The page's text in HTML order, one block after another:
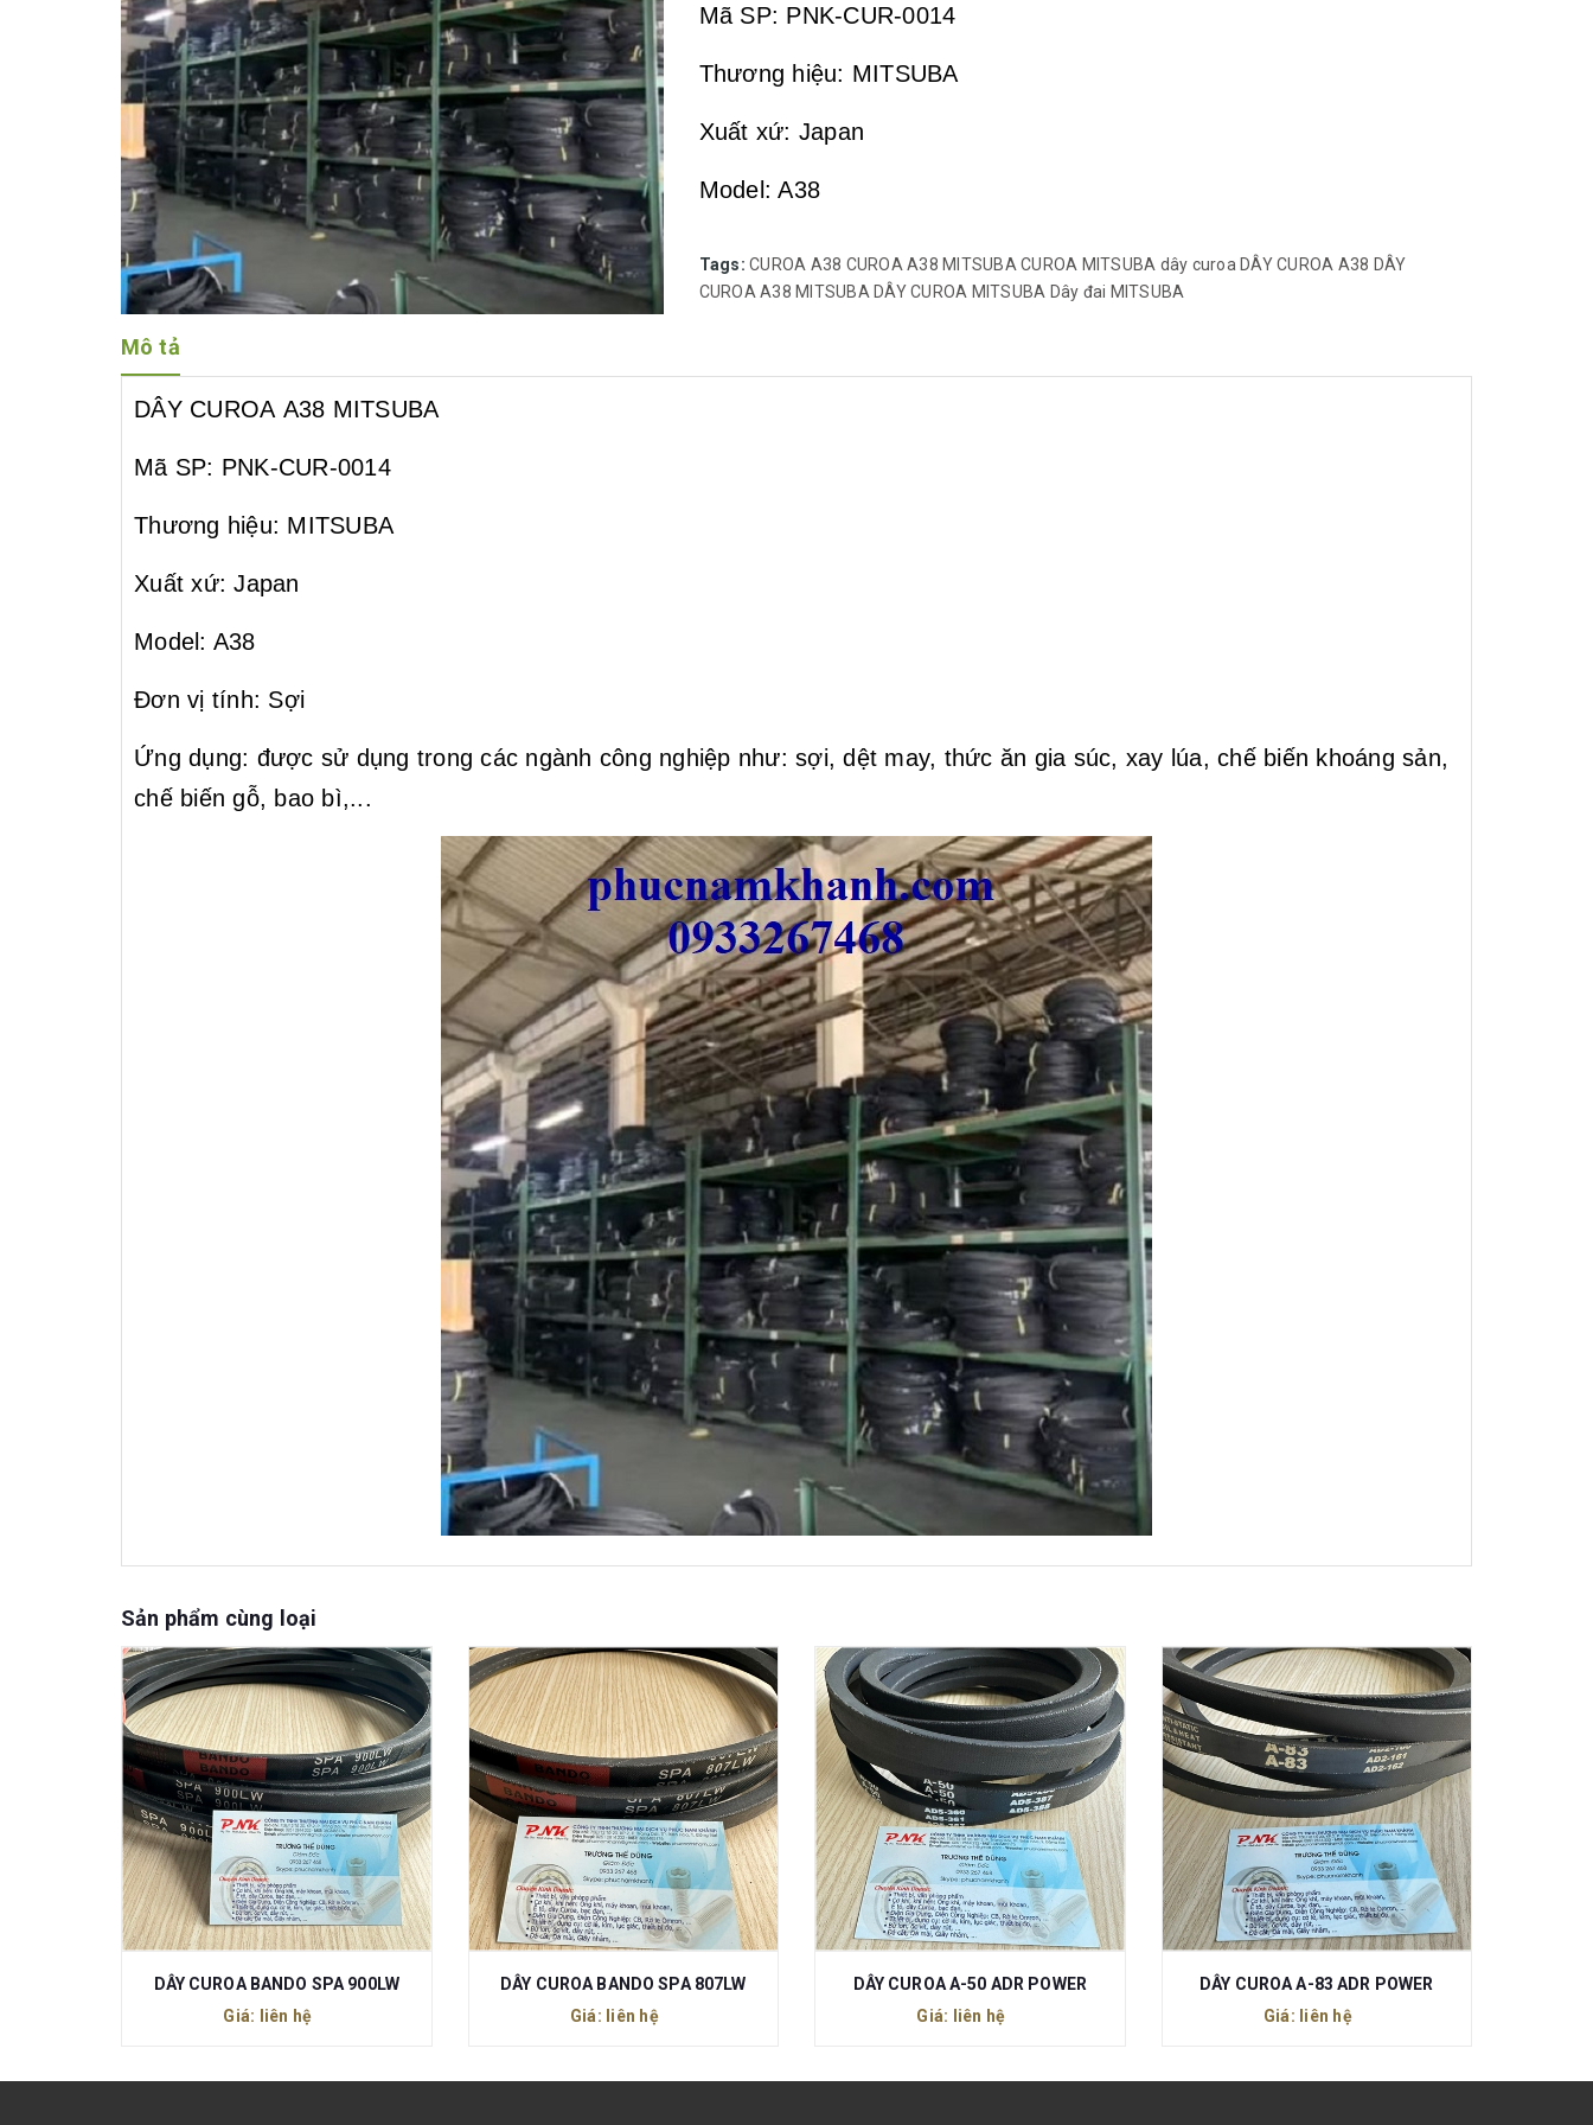
Mã SP: PNK-CUR-0014
Thương hiệu: MITSUBA
Xuất xứ: Japan
Model: A38
Ứng dụng: được sử dụng trong các ngành công nghiệp như: sợi, dệt
Tags: CUROA A38 CUROA A38 MITSUBA CUROA MITSUBA dây curoa DÂY CUROA A38 DÂY
CUROA A38 MITSUBA DÂY CUROA MITSUBA Dây đai MITSUBA
Mô tả
DÂY CUROA A38 MITSUBA
Mã SP: PNK-CUR-0014
Thương hiệu: MITSUBA
Xuất xứ: Japan
Model: A38
Đơn vị tính: Sợi
Ứng dụng: được sử dụng trong các ngành công nghiệp như: sợi, dệt may, thức ăn gia súc, xay lúa, chế biến khoáng sản,
chế biến gỗ, bao bì,...
Sản phẩm cùng loại
DÂY CUROA BANDO SPA 900LW
Giá: liên hệ
DÂY CUROA BANDO SPA 807LW
Giá: liên hệ
DÂY CUROA A-50 ADR POWER
Giá: liên hệ
DÂY CUROA A-83 ADR POWER
Giá: liên hệ